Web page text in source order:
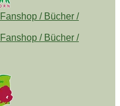
Fanshop / Bücher /
Fanshop / Bücher /